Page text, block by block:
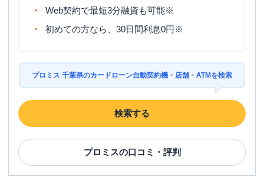
Web契約で最短3分融資も可能※
初めての方なら、30日間利息0円※
プロミス 千葉県のカードローン自動契約機・店舗・ATMを検索
検索する
プロミスの口コミ・評判